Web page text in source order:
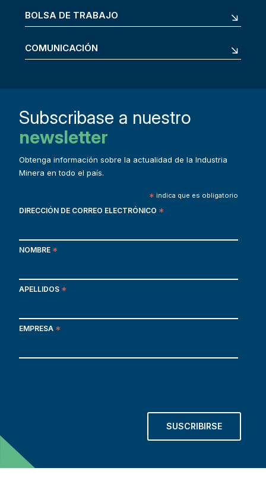
BOLSA DE TRABAJO
COMUNICACIÓN
Subscribase a nuestro
newsletter
Obtenga información sobre la actualidad de la Industria
Minera en todo el país.
* indica que es obligatorio
DIRECCIÓN DE CORREO ELECTRÓNICO *
NOMBRE *
APELLIDOS *
EMPRESA *